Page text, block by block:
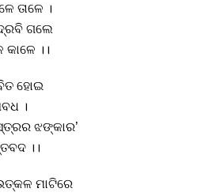
ତାଳେ ।
ଗଲେ
କାଳେ ।।
ହୋଇ
।
ଝଙ୍କାର’
।।
ମାଟିରେ